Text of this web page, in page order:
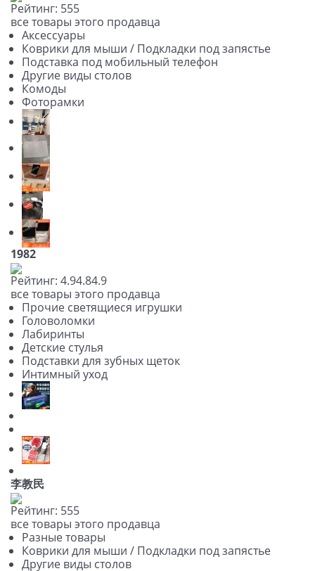
Рейтинг: 555
все товары этого продавца
Аксессуары
Коврики для мыши / Подкладки под запястье
Подставка под мобильный телефон
Другие виды столов
Комоды
Фоторамки
1982
Рейтинг: 4.94.84.9
все товары этого продавца
Прочие светящиеся игрушки
Головоломки
Лабиринты
Детские стулья
Подставки для зубных щеток
Интимный уход
李教民
Рейтинг: 555
все товары этого продавца
Разные товары
Коврики для мыши / Подкладки под запястье
Другие виды столов